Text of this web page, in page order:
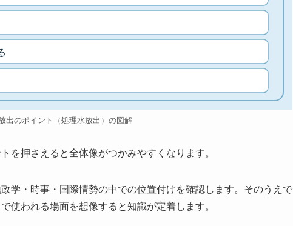
出のポイント（処理水放出）の図解
を押さえると全体像がつかみやすくなります。
学・時事・国際情勢の中での位置付けを確認します。そのうえで
使われる場面を想像すると知識が定着します。